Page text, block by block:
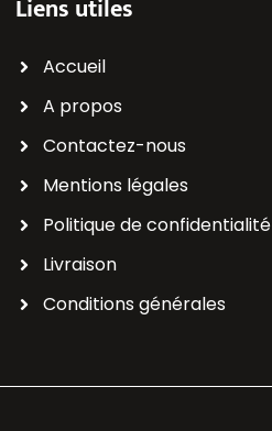
Liens utiles
Accueil
A propos
Contactez-nous
Mentions légales
Politique de confidentialité
Livraison
Conditions générales